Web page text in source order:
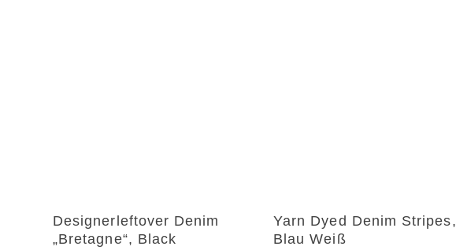
Designerleftover Denim
„Bretagne“, Black
Yarn Dyed Denim Stripes,
Blau Weiß